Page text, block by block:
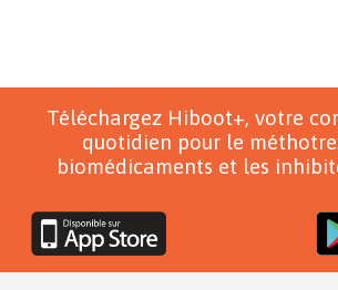
Téléchargez Hiboot+, votre
quotidien pour le
biomédicaments et les